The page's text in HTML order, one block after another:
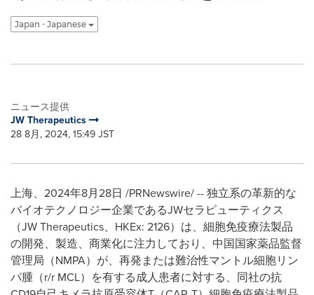
Japan - Japanese
ニュース提供
JW Therapeutics
28 8月, 2024, 15:49 JST
上海、2024年8月28日 /PRNewswire/ -- 独立系の革新的な
バイオテクノロジー企業であるJWセラピューティクス
（JW Therapeutics、HKEx: 2126）は、細胞免疫療法製品
の開発、製造、商業化に注力しており、中国国家薬品監督
管理局（NMPA）が、再発または難治性マントル細胞リン
パ腫（r/r MCL）を有する成人患者に対する、同社の抗